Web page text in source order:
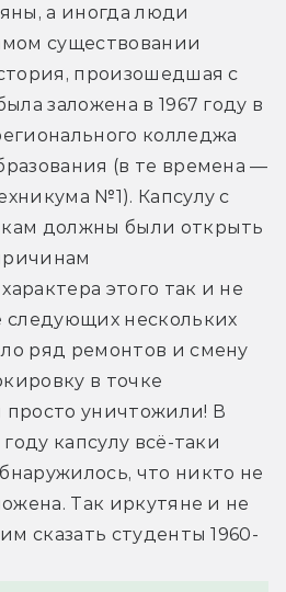
а иногда люди
существовании
произошедшая с
заложена в 1967 году в
колледжа
(в те времена —
№1). Капсулу с
должны были открыть
этого так и не
следующих нескольких
ряд ремонтов и смену
в точке
просто уничтожили! В
капсулу всё-таки
что никто не
Так иркутяне и не
сказать студенты 1960-